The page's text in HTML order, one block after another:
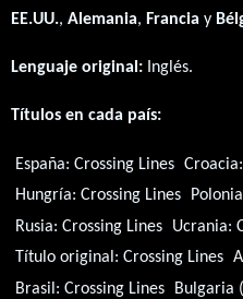
EE.UU., Alemania, Francia y
Lenguaje original: Inglés.
Títulos en cada país:
España:Crossing Lines Croacia:
Hungría:Crossing Lines
Rusia:Crossing Lines Ucrania:
Título original:Crossing Lines
Brasil:Crossing Lines Bulgaria